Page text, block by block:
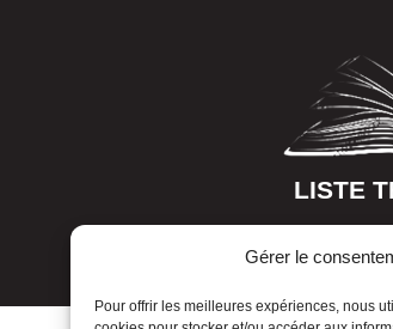
Gérer le
Pour offrir les meilleures expériences, nous
LISTE